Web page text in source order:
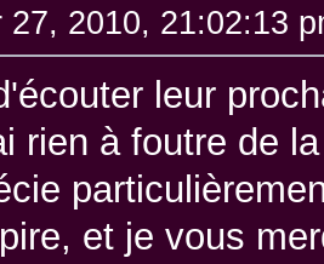
27, 2010, 21:02:13
leur
rien à foutre de
et je vous